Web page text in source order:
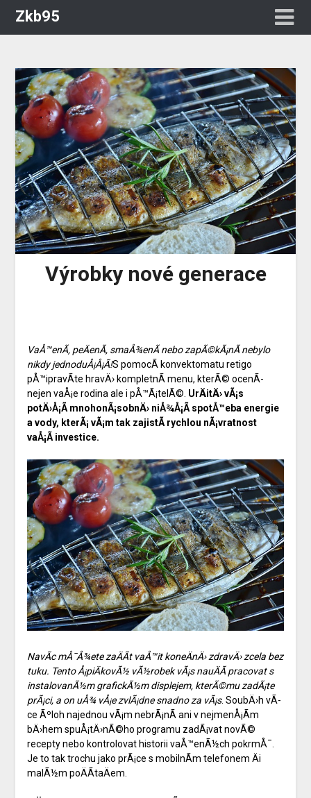
Zkb95
Výrobky nové generace
VaÅ™enÃ­, peÄenÃ­, smaÅ¾enÃ­ nebo zapÃ©kÃ¡nÃ­ nebylo
nikdy jednoduÅ¡Å¡Ã­!S pomocÃ­ konvektomatu retigo
pÅ™ipravÃ­te hravÄ› kompletnÃ­ menu, kterÃ© ocenÃ­
nejen vaÅ¡e rodina ale i pÅ™Ã¡telÃ©. UrÄitÄ› vÃ¡s
potÄ›Å¡Ã­ mnohonÃ¡sobnÄ› niÅ¾Å¡Ã­ spotÅ™eba energie
a vody, kterÃ¡ vÃ¡m tak zajistÃ­ rychlou nÃ¡vratnost
vaÅ¡Ã­ investice.
NavÃ­c mÅ¯Å¾ete zaÄÃ­t vaÅ™it koneÄnÄ› zdravÄ› zcela bez
tuku. Tento Å¡piÄkovÃ½ vÃ½robek vÃ¡s nauÄÃ­ pracovat s
instalovanÃ½m grafickÃ½m displejem, kterÃ©mu zadÃ¡te
prÃ¡ci, a on uÅ¾ vÅ¡e zvlÃ¡dne snadno za vÃ¡s. SoubÄ›h vÃ­
ce Ãºloh najednou vÃ¡m nebrÃ¡nÃ­ ani v nejmenÅ¡Ã­m
bÄ›hem spuÅ¡tÄ›nÃ©ho programu zadÃ¡vat novÃ©
recepty nebo kontrolovat historii vaÅ™enÃ½ch pokrmÅ¯.
Je to tak trochu jako prÃ¡ce s mobilnÃ­m telefonem Äi
malÃ½m poÄÃ­taÄem.